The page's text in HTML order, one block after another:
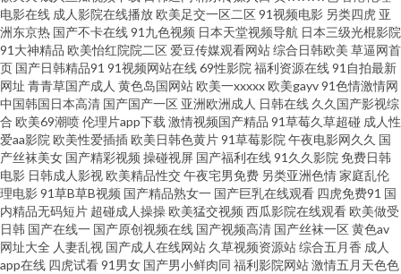
91V视频高跟鞋 91成人TS人妖另类 91刘玥在线观看 91看国产导航 91日本美
女看片 91丝袜视频 91新视频 91在线拍拍 91综合色网 久草最新网址 92av福
利视频 91清清视频 久久精品多人 最新福利AV在线 九操大香蕉9 91黄色网入
口 狼友成人在线观看 91茄子桃子 欧美成人图片网 91精品一区 蜜桃成人免费
网站 91极品在线视频观看 后入高跟美女 91poy九色视频 巨乳黑丝91 91大神
车震 九九热视 91伦理影院福利 影音先锋色色网 在线91n套装拍 蜜桃成人一
电影在线 成人影院在线播放欧美足交一区二区91视频电影 另类四虎 亚
洲东京热 国产不卡在线91九色视频 日本天堂视频导航 日本三级光棍影院
91大神精品 欧美怡红院院二区 爱豆传媒观看网站综合日韩欧美 草逼网首
页 国产日韩精品91 91视频网站在线69性影院 福利资源在线91自拍最新
网址 青青草国产成人 黄色岛国网站欧美一xxxxx欧美gayv91色情激情网
中国韩国日本高清 国产国产一区 亚洲欧洲成人 日韩在线 久久国产影视综
合 欧美69潮喷伦理片app下载 激情视频国产精品 91草莓久草超碰 成人性
爱aa影院 欧美性爱插插欧美日韩色黄片91草莓影院 午夜电影网久久 国
产丝袜美女 国产精彩视频 操碰视屏 国产福利在线91久久影院 免费日韩
电影 日韩成人影视欧美精品性交午夜宅男免费 另类亚洲色情家庭乱伦
理电影91草B草B视频 国产精品熟女一 国产巨乳在线观看 四虎免费91 国
内精品无码短片 超碰成人操操欧美猛交视频 西瓜影院在线观看欧美做受
日韩 国产在线一 国产原创视频在线 国产视频高清 国产丝袜一区黄色av
网址大全 人妻乱视 国产成人在线网站 久草视频资源站综合五月香 成人
app在线 四虎试看91男女 国产男小鲜肉同 福利影院网站激情五月天色色